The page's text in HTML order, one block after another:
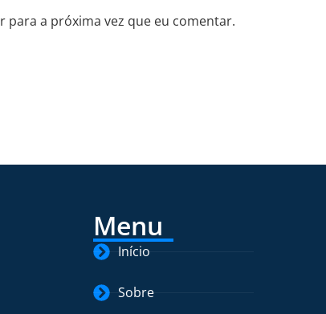
para a próxima vez que eu comentar.
Menu
Início
Sobre